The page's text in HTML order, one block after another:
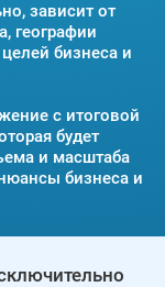
зависит от
географии
бизнеса и
с итоговой
будет
и масштаба
бизнеса и